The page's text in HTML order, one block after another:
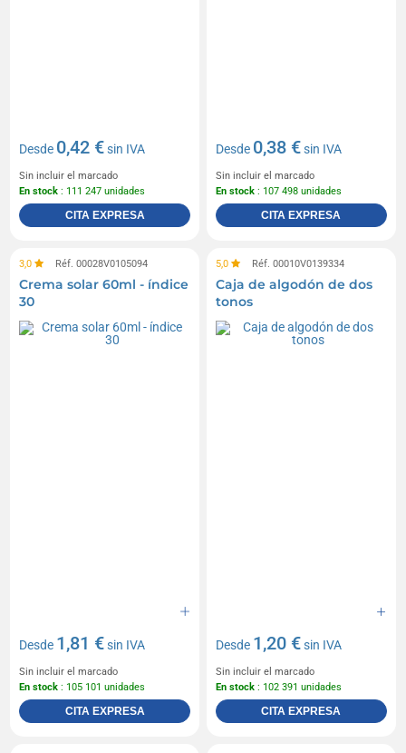
Desde 0,42 €sin IVA
Sin incluir el marcado
En stock : 111 247 unidades
CITA EXPRESA
Desde 0,38 €sin IVA
Sin incluir el marcado
En stock : 107 498 unidades
CITA EXPRESA
3,0 Réf. 00028V0105094
Crema solar 60ml - índice
30
Desde 1,81 €sin IVA
Sin incluir el marcado
En stock : 105 101 unidades
CITA EXPRESA
5,0 Réf. 00010V0139334
Caja de algodón de dos
tonos
Desde 1,20 €sin IVA
Sin incluir el marcado
En stock : 102 391 unidades
CITA EXPRESA